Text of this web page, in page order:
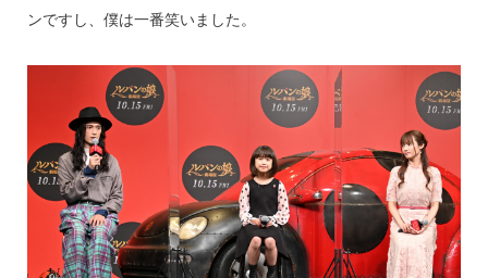
ンですし、僕は一番笑いました。